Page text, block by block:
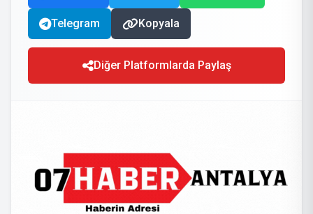
Telegram Kopyala
Diğer Platformlarda Paylaş